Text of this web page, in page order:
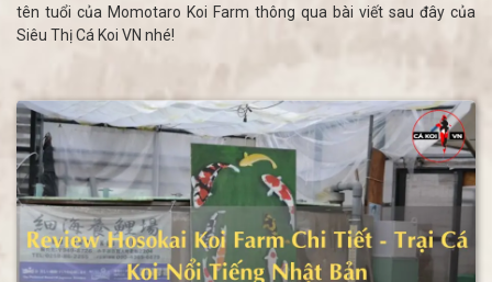
tên tuổi của Momotaro Koi Farm thông qua bài viết sau đây của
Siêu Thị Cá Koi VN nhé!